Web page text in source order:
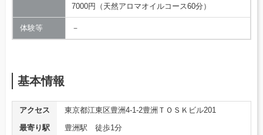
7000円（天然アロマオイルコース60分）
体験等 －
基本情報
アクセス
東京都江東区豊洲4-1-2豊洲ＴＯＳＫビル201
最寄り駅
豊洲駅 徒歩1分